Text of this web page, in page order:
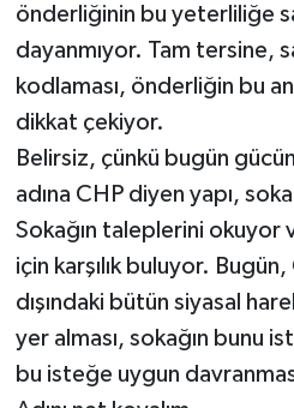
önderliğinin bu yeterliliğe
dayanmıyor. Tam tersine,
kodlaması, önderliğin bu
dikkat çekiyor.
Belirsiz, çünkü bugün
adına CHP diyen yapı,
Sokağın taleplerini okuyor
için karşılık buluyor.
dışındaki bütün siyasal
yer alması, sokağın bunu
bu isteğe uygun